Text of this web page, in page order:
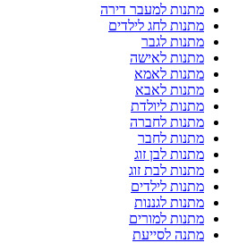
מתנות למעבר דירה
מתנות לחג לילדים
מתנות לגבר
מתנות לאישה
מתנות לאמא
מתנות לאבא
מתנות ליולדת
מתנות לחברה
מתנות לחבר
מתנות לבן זוג
מתנות לבת זוג
מתנות לילדים
מתנות לגננות
מתנות למורים
מתנה לסייעת